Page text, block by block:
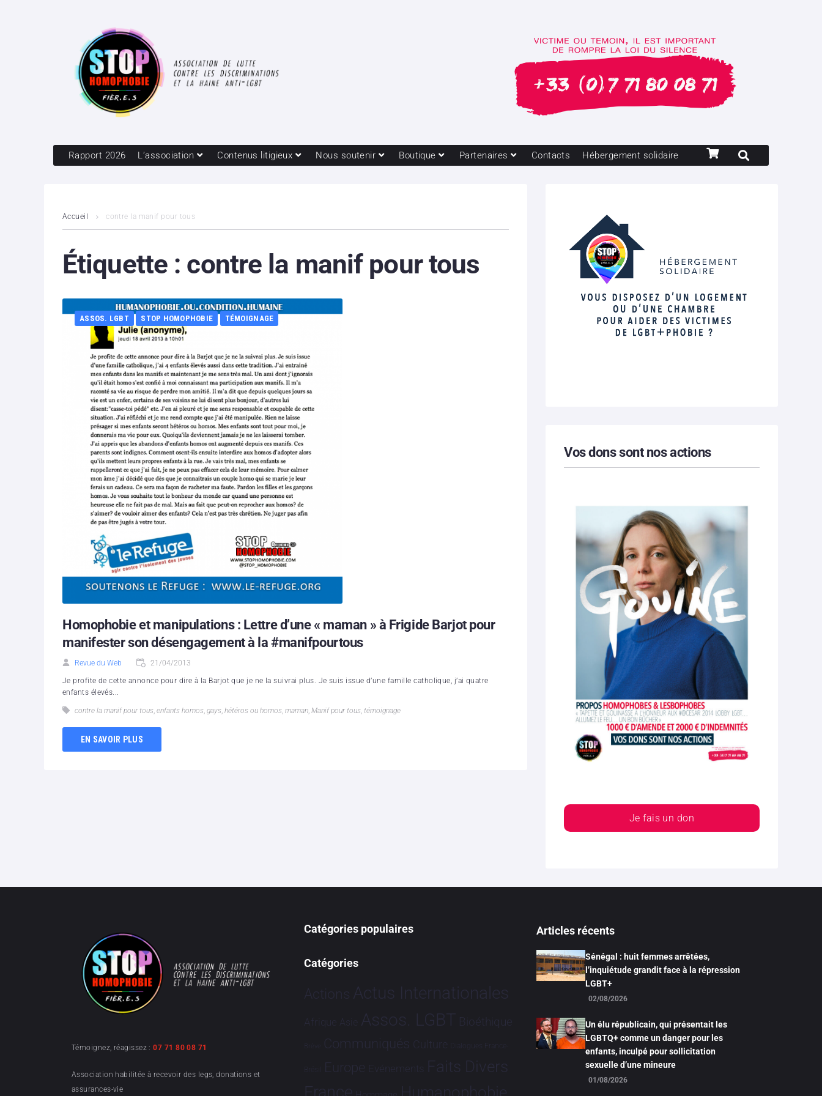
Rapport 2026 L’association Contenus litigieux Nous soutenir Boutique Partenaires Contacts Hébergement solidaire
Accueil contre la manif pour tous
Étiquette : contre la manif pour tous
ASSOS. LGBT STOP HOMOPHOBIE TÉMOIGNAGE
Homophobie et manipulations : Lettre d’une « maman » à Frigide Barjot pour
manifester son désengagement à la #manifpourtous
Revue du Web 21/04/2013
Je profite de cette annonce pour dire à la Barjot que je ne la suivrai plus. Je suis issue d’une famille catholique, j’ai quatre
enfants élevés...
contre la manif pour tous, enfants homos, gays, hétéros ou homos, maman, Manif pour tous, témoignage
EN SAVOIR PLUS
Vos dons sont nos actions
Je fais un don
Témoignez, réagissez :07 71 80 08 71
Association habilitée à recevoir des legs, donations et
assurances-vie
Catégories populaires
Catégories
Actions Actus Internationales
Afrique Asie Assos. LGBT Bioéthique
Brève Communiqués Culture Dialogues France-
Brésil Europe Evénements Faits Divers
Humanophobie
Articles récents
Sénégal : huit femmes arrêtées,
l’inquiétude grandit face à la répression
LGBT+
02/08/2026
Un élu républicain, qui présentait les
LGBTQ+ comme un danger pour les
enfants, inculpé pour sollicitation
sexuelle d’une mineure
01/08/2026